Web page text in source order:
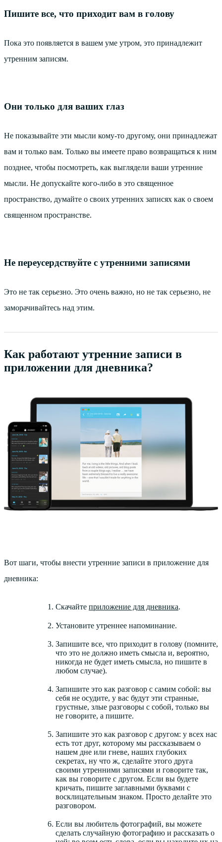
Пишите все, что приходит вам в голову
Пока это появляется в вашем уме утром, это принадлежит
утренним записям.
Они только для ваших глаз
Не показывайте эти мысли кому-то другому, они принадлежат
вам и только вам. Только вы имеете право возвращаться к ним
позднее, чтобы посмотреть, как выглядели ваши утренние
мысли. Не допускайте кого-либо в это священное
пространство, думайте о своих утренних записях как о своем
священном пространстве.
Не переусердствуйте с утренними записями
Это не так серьезно. Это очень важно, но не так серьезно, не
заморачивайтесь над этим.
Как работают утренние записи в
приложении для дневника?
Вот шаги, чтобы внести утренние записи в приложение для
дневника:
Скачайте приложение для дневника.
Установите утреннее напоминание.
Запишите все, что приходит в голову (помните,
что это не должно иметь смысла и, вероятно,
никогда не будет иметь смысла, но пишите в
любом случае).
Запишите это как разговор с самим собой: вы
себя не осудите, у вас будут эти странные,
грустные, злые разговоры с собой, только вы
не говорите, а пишите.
Запишите это как разговор с другом: у всех нас
есть тот друг, которому мы рассказываем о
нашем дне или гневе, наших глубоких
секретах, ну что ж, сделайте этого друга
своими утренними записями и говорите так,
как вы говорите с другом. Если вы будете
кричать, пишите заглавными буквами с
восклицательным знаком. Просто делайте это
разговором.
Если вы любитель фотографий, вы можете
сделать случайную фотографию и рассказать о